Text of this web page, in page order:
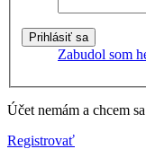
Zabudol som
Účet nemám a chcem
Registrovať